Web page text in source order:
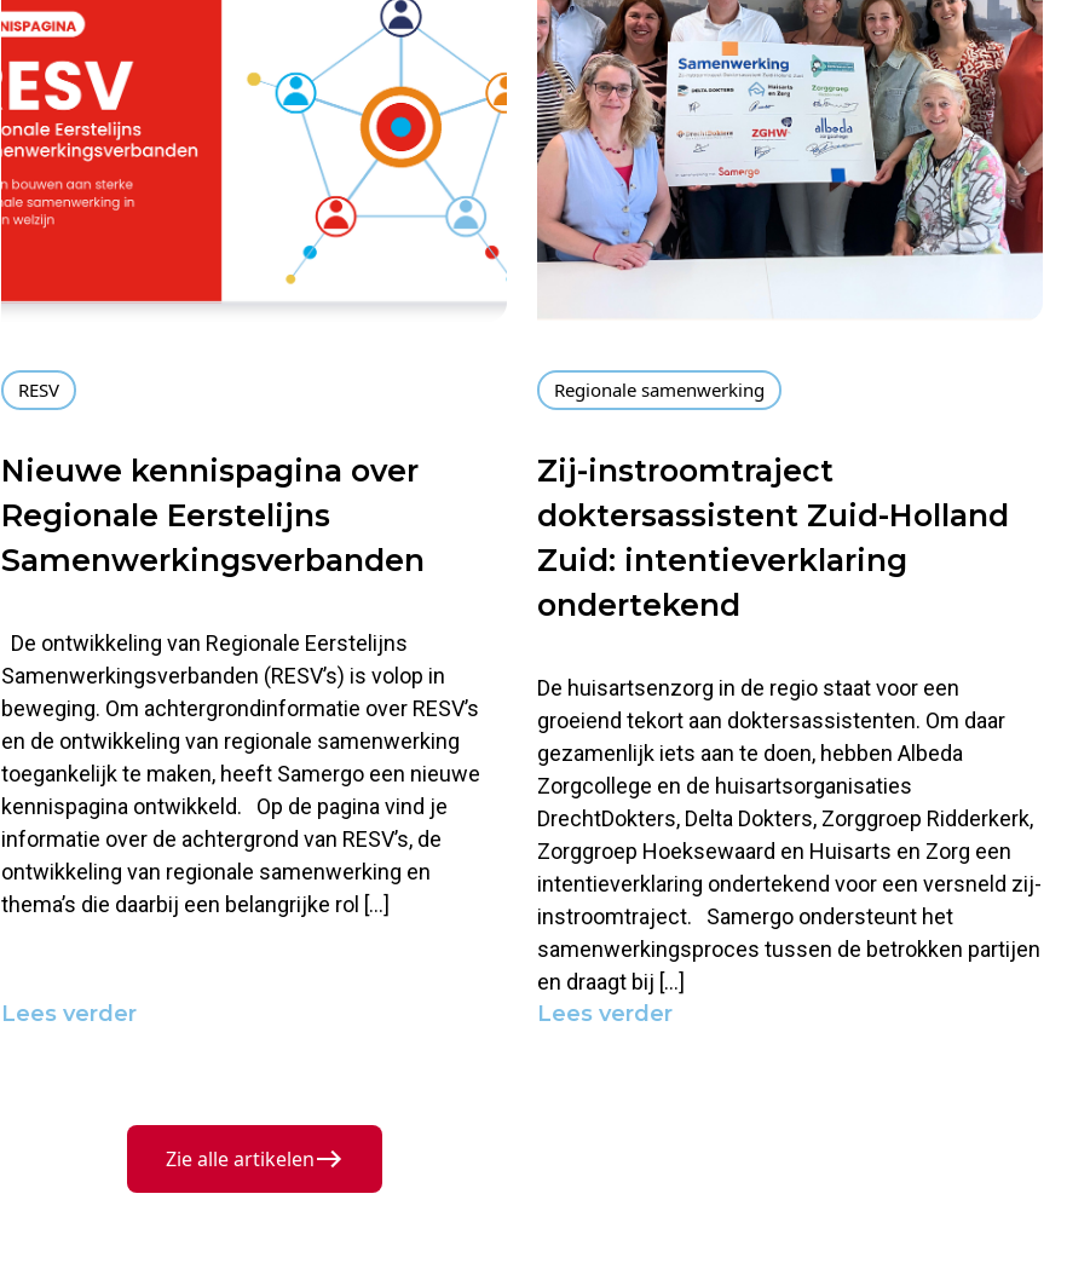
RESV
Nieuwe kennispagina over
Regionale Eerstelijns
Samenwerkingsverbanden
De ontwikkeling van Regionale Eerstelijns
Samenwerkingsverbanden (RESV’s) is volop in
beweging. Om achtergrondinformatie over RESV’s
en de ontwikkeling van regionale samenwerking
toegankelijk te maken, heeft Samergo een nieuwe
kennispagina ontwikkeld. Op de pagina vind je
informatie over de achtergrond van RESV’s, de
ontwikkeling van regionale samenwerking en
thema’s die daarbij een belangrijke rol […]
Lees verder
Regionale samenwerking
Zij-instroomtraject
doktersassistent Zuid-Holland
Zuid: intentieverklaring
ondertekend
De huisartsenzorg in de regio staat voor een
groeiend tekort aan doktersassistenten. Om daar
gezamenlijk iets aan te doen, hebben Albeda
Zorgcollege en de huisartsorganisaties
DrechtDokters, Delta Dokters, Zorggroep Ridderkerk,
Zorggroep Hoeksewaard en Huisarts en Zorg een
intentieverklaring ondertekend voor een versneld zij-
instroomtraject. Samergo ondersteunt het
samenwerkingsproces tussen de betrokken partijen
en draagt bij […]
Lees verder
Zie alle artikelen